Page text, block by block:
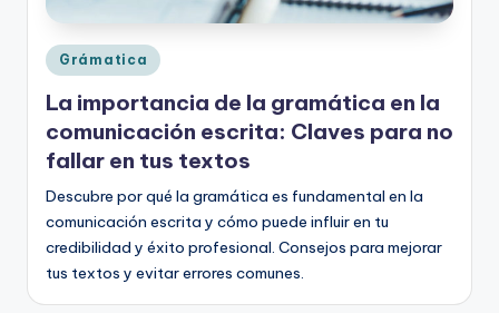
a
fí
a
y
e
d
u
c
Publicado
en
Grámatica
La importancia de la gramática en la
comunicación escrita: Claves para no
fallar en tus textos
Descubre por qué la gramática es fundamental en la
comunicación escrita y cómo puede influir en tu
credibilidad y éxito profesional. Consejos para mejorar
tus textos y evitar errores comunes.